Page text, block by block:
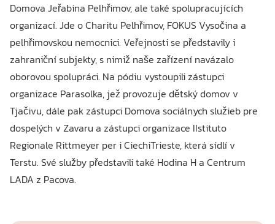
Domova Jeřabina Pelhřimov, ale také spolupracujících
organizací. Jde o Charitu Pelhřimov, FOKUS Vysočina a
pelhřimovskou nemocnici. Veřejnosti se představily i
zahraniční subjekty, s nimiž naše zařízení navázalo
oborovou spolupráci. Na pódiu vystoupili zástupci
organizace Parasolka, jež provozuje dětský domov v
Tjačivu, dále pak zástupci Domova sociálnych služieb pre
dospelých v Zavaru a zástupci organizace IIstituto
Regionale Rittmeyer per i CiechiTrieste, která sídlí v
Terstu. Své služby představili také Hodina H a Centrum
LADA z Pacova.